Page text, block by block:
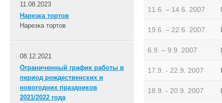
11.08.2023
Нарезка тортов
Нарезка тортов
08.12.2021
Ограниченный график работы в
период рождественских и
новогодних праздников
2021/2022 года
11.6. – 14.6. 2007
19.6. – 22.6. 2007
6.9. – 9.9. 2007
17.9. - 22.9. 2007
18.9. - 20.9. 2007